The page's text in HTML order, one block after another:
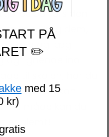
på forsiden
Brug dem,
skole og læg
og lignende ind.
og kan
måde kan du
er glemt!
PÅ
✏️
med 15
kr)